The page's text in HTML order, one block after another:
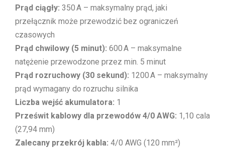
Prąd ciągły: 350 A – maksymalny prąd, jaki
przełącznik może przewodzić bez ograniczeń
czasowych
Prąd chwilowy (5 minut): 600 A – maksymalne
natężenie przewodzone przez min. 5 minut
Prąd rozruchowy (30 sekund): 1200 A – maksymalny
prąd wymagany do rozruchu silnika
Liczba wejść akumulatora: 1
Prześwit kablowy dla przewodów 4/0 AWG: 1,10 cala
(27,94 mm)
Zalecany przekrój kabla: 4/0 AWG (120 mm²)